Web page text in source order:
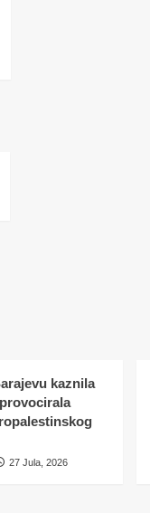
kaznila
27 Jula, 2026